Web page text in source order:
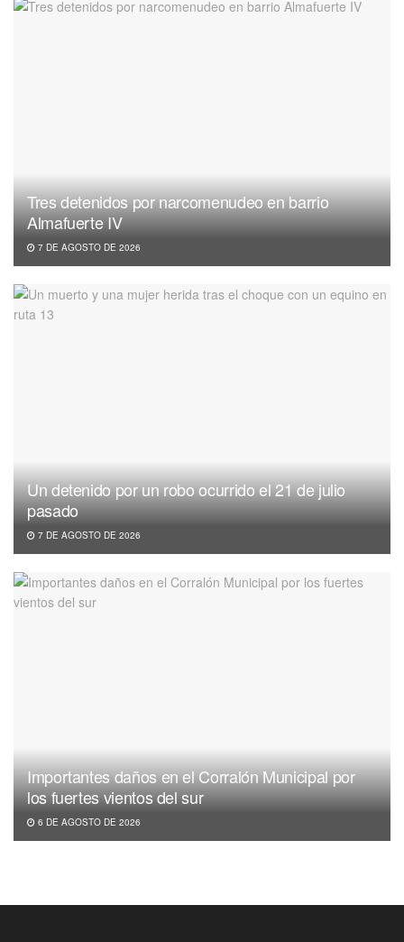
Tres detenidos por narcomenudeo en barrio
Almafuerte IV
7 DE AGOSTO DE 2026
Un detenido por un robo ocurrido el 21 de julio
pasado
7 DE AGOSTO DE 2026
Importantes daños en el Corralón Municipal por
los fuertes vientos del sur
6 DE AGOSTO DE 2026